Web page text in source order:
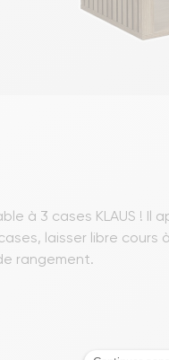
à 3 cases KLAUS !
laisser libre
rangement.